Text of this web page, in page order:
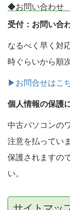
◆お問い合わせ
受付：お問い合
なるべく早く対
時ぐらいから順
▶お問合せはこ
個人情報の保護
中古パソコンの
注意を払ってい
保護されますの
い。